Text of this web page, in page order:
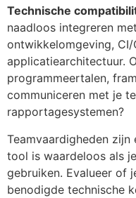
Technische
naadloos integreren
ontwikkelomgeving,
applicatiearchitectuur.
programmeertalen,
communiceren met je
rapportagesystemen?
Teamvaardigheden
tool is waardeloos als
gebruiken. Evalueer of
benodigde technische